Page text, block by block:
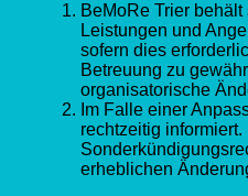
BeMoRe Trier
Leistungen und
sofern dies
Betreuung zu
organisatorische
Im Falle einer
rechtzeitig informiert.
erheblichen